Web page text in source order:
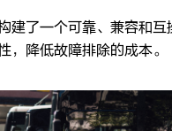
建了一个可靠、兼容和互
，降低故障排除的成本。